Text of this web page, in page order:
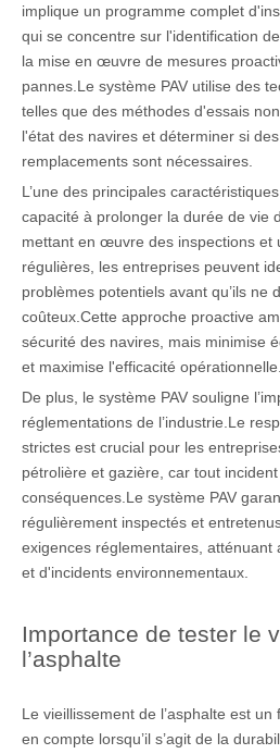
implique un programme complet
qui se concentre sur l'identification
la mise en œuvre de mesures
pannes.Le système PAV utilise des
telles que des méthodes d'essais
l'état des navires et déterminer si
remplacements sont nécessaires.
L’une des principales
capacité à prolonger la durée de vie
mettant en œuvre des inspections et
régulières, les entreprises peuvent
problèmes potentiels avant qu’ils ne
coûteux.Cette approche proactive
sécurité des navires, mais minimise
et maximise l'efficacité opérationnelle.
De plus, le système PAV souligne
réglementations de l’industrie.Le
strictes est crucial pour les
pétrolière et gazière, car tout
conséquences.Le système PAV
régulièrement inspectés et
exigences réglementaires, atténuant
et d'incidents environnementaux.
Importance de tester le
l’asphalte
Le vieillissement de l’asphalte est
en compte lorsqu’il s’agit de la